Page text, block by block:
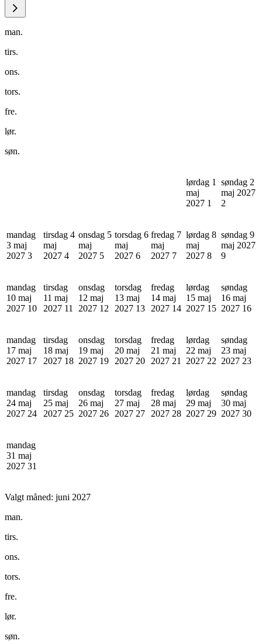
man.
tirs.
ons.
tors.
fre.
lør.
søn.
lørdag 1
maj
2027 1
søndag 2
maj 2027
2
mandag
3 maj
2027 3
tirsdag 4
maj
2027 4
onsdag 5
maj
2027 5
torsdag 6
maj
2027 6
fredag 7
maj
2027 7
lørdag 8
maj
2027 8
søndag 9
maj 2027
9
mandag
10 maj
2027 10
tirsdag
11 maj
2027 11
onsdag
12 maj
2027 12
torsdag
13 maj
2027 13
fredag
14 maj
2027 14
lørdag
15 maj
2027 15
søndag
16 maj
2027 16
mandag
17 maj
2027 17
tirsdag
18 maj
2027 18
onsdag
19 maj
2027 19
torsdag
20 maj
2027 20
fredag
21 maj
2027 21
lørdag
22 maj
2027 22
søndag
23 maj
2027 23
mandag
24 maj
2027 24
tirsdag
25 maj
2027 25
onsdag
26 maj
2027 26
torsdag
27 maj
2027 27
fredag
28 maj
2027 28
lørdag
29 maj
2027 29
søndag
30 maj
2027 30
mandag
31 maj
2027 31
Valgt måned: juni 2027
man.
tirs.
ons.
tors.
fre.
lør.
søn.